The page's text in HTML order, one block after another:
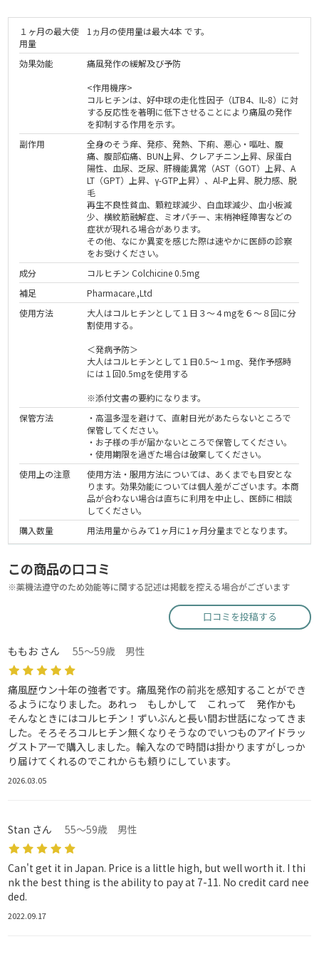
１ヶ月の最大使
用量
1ヵ月の使用量は最大4本 です。
効果効能
痛風発作の緩解及び予防
<作用機序>
コルヒチンは、好中球の走化性因子（LTB4、IL-8）に対
する反応性を著明に低下させることにより痛風の発作
を抑制する作用を示す。
副作用
全身のそう痒、発疹、発熱、下痢、悪心・嘔吐、腹
痛、腹部疝痛、BUN上昇、クレアチニン上昇、尿蛋白
陽性、血尿、乏尿、肝機能異常（AST（GOT）上昇、A
LT（GPT）上昇、γ-GTP上昇）、Al-P上昇、脱力感、脱
毛
再生不良性貧血、顆粒球減少、白血球減少、血小板減
少、横紋筋融解症、ミオパチー、末梢神経障害などの
症状が現れる場合があります。
その他、なにか異変を感じた際は速やかに医師の診察
をお受けください。
成分
コルヒチン Colchicine 0.5mg
補足
Pharmacare.,Ltd
使用方法
大人はコルヒチンとして１日３～４mgを６～８回に分
割使用する。
＜発病予防＞
大人はコルヒチンとして１日0.5～１mg、発作予感時
には１回0.5mgを使用する
※添付文書の要約になります。
保管方法
・高温多湿を避けて、直射日光があたらないところで
保管してください。
・お子様の手が届かないところで保管してください。
・使用期限を過ぎた場合は破棄してください。
使用上の注意
使用方法・服用方法については、あくまでも目安とな
ります。効果効能については個人差がございます。本商
品が合わない場合は直ちに利用を中止し、医師に相談
してください。
購入数量
用法用量からみて1ヶ月に1ヶ月分量までとなります。
この商品の口コミ
※薬機法遵守のため効能等に関する記述は掲載を控える場合がございます
口コミを投稿する
ももお さん 55～59歳 男性
痛風歴ウン十年の強者です。痛風発作の前兆を感知することができ
るようになりました。あれっ もしかして これって 発作かも
そんなときにはコルヒチン！ずいぶんと長い間お世話になってきま
した。そろそろコルヒチン無くなりそうなのでいつものアイドラッ
グストアーで購入しました。輸入なので時間は掛かりますがしっか
り届けてくれるのでこれからも頼りにしています。
2026.03.05
Stan さん 55～59歳 男性
Can't get it in Japan. Price is a little high, but well worth it. I thi
nk the best thing is the ability to pay at 7-11. No credit card nee
ded.
2022.09.17